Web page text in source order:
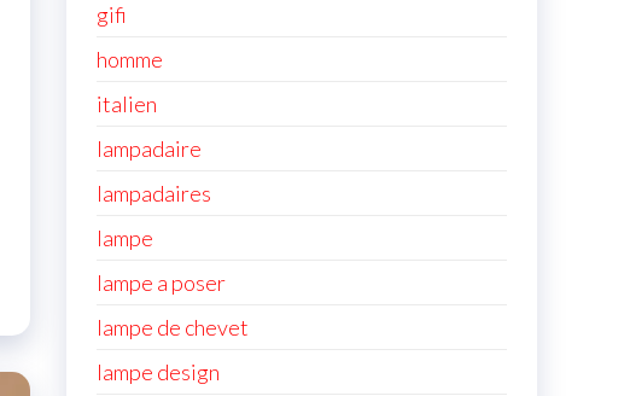
gifi
homme
italien
lampadaire
lampadaires
lampe
lampe a poser
lampe de chevet
lampe design